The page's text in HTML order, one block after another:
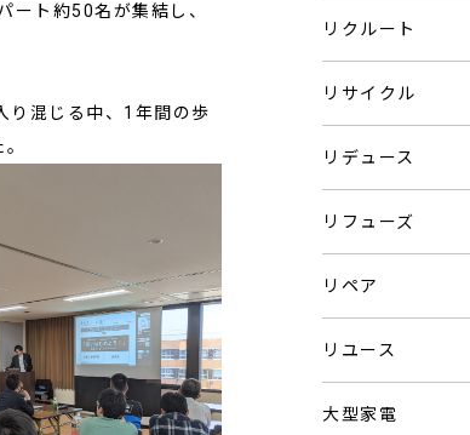
ート約50名が集結し、
り混じる中、1年間の歩
リクルート
リサイクル
リデュース
リフューズ
リペア
リユース
大型家電